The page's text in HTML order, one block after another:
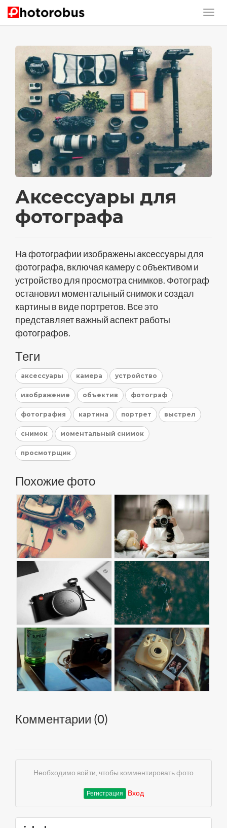
Аксессуары для
фотографа
На фотографии изображены аксессуары для
фотографа, включая камеру с объективом и
устройство для просмотра снимков. Фотограф
остановил моментальный снимок и создал
картины в виде портретов. Все это
представляет важный аспект работы
фотографов.
Теги
аксессуары камера устройство
изображение объектив фотограф
фотография картина портрет выстрел
снимок моментальный снимок
просмотрщик
Похожие фото
Комментарии (0)
Необходимо войти, чтобы комментировать фото
Регистрация Вход